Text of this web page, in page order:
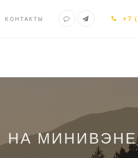
КОНТАКТЫ +7
НА МИНИВЭНЕ